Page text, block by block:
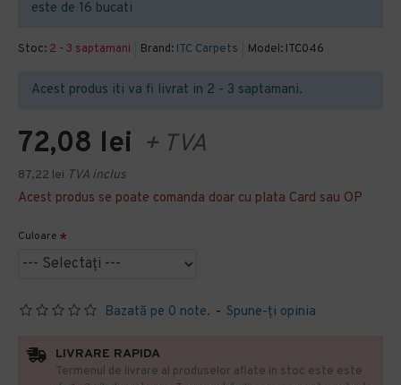
Stoc: 2 - 3 saptamani Brand: ITC Carpets Model: ITC046
Acest produs iti va fi livrat in 2 - 3 saptamani.
Bazată pe 0 note. - Spune-ţi opinia
72,08 lei + TVA
87,22 lei TVA inclus
Acest produs se poate comanda doar cu plata Card sau OP
Culoare
este de 16 bucati
LIVRARE RAPIDA
Termenul de livrare al produselor aflate in stoc este este